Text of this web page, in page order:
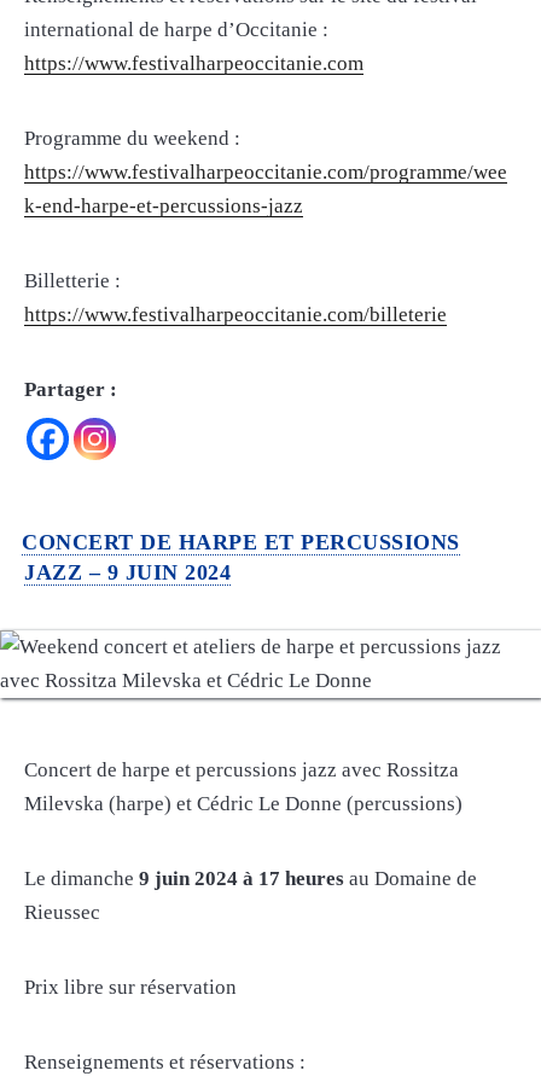
international de harpe d’Occitanie :
https://www.festivalharpeoccitanie.com
Programme du weekend :
https://www.festivalharpeoccitanie.com/programme/wee
k-end-harpe-et-percussions-jazz
Billetterie :
https://www.festivalharpeoccitanie.com/billeterie
Partager :
CONCERT DE HARPE ET PERCUSSIONS
JAZZ – 9 JUIN 2024
Concert de harpe et percussions jazz avec Rossitza
Milevska (harpe) et Cédric Le Donne (percussions)
Le dimanche 9 juin 2024 à 17 heures au Domaine de
Rieussec
Prix libre sur réservation
Renseignements et réservations :